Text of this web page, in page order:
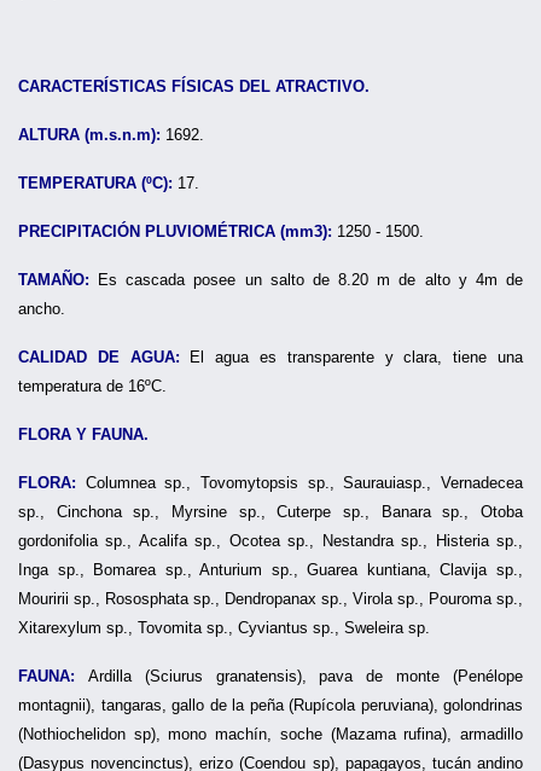
CARACTERÍSTICAS FÍSICAS DEL ATRACTIVO.
ALTURA (m.s.n.m): 1692.
TEMPERATURA (ºC): 17.
PRECIPITACIÓN PLUVIOMÉTRICA (mm3): 1250 - 1500.
TAMAÑO: Es cascada posee un salto de 8.20 m de alto y 4m de
ancho.
CALIDAD DE AGUA: El agua es transparente y clara, tiene una
temperatura de 16ºC.
FLORA Y FAUNA.
FLORA: Columnea sp., Tovomytopsis sp., Saurauiasp., Vernadecea
sp., Cinchona sp., Myrsine sp., Cuterpe sp., Banara sp., Otoba
gordonifolia sp., Acalifa sp., Ocotea sp., Nestandra sp., Histeria sp.,
Inga sp., Bomarea sp., Anturium sp., Guarea kuntiana, Clavija sp.,
Mouririi sp., Rososphata sp., Dendropanax sp., Virola sp., Pouroma sp.,
Xitarexylum sp., Tovomita sp., Cyviantus sp., Sweleira sp.
FAUNA: Ardilla (Sciurus granatensis), pava de monte (Penélope
montagnii), tangaras, gallo de la peña (Rupícola peruviana), golondrinas
(Nothiochelidon sp), mono machín, soche (Mazama rufina), armadillo
(Dasypus novencinctus), erizo (Coendou sp), papagayos, tucán andino